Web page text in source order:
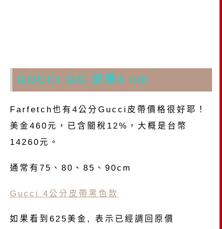
GUCCI GG 皮帶4 cm
Farfetch也有4公分Gucci皮帶價格很好耶！
美金460元，已含關稅12%，大概是台幣
14260元。
通常有75、80、85、90cm
Gucci 4公分皮帶黑色款
如果看到625美金, 表示已經調回原價